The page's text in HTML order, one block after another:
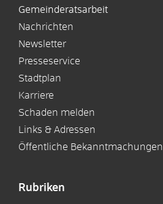
Gemeinderatsarbeit
Nachrichten
Newsletter
Presseservice
Stadtplan
Karriere
Schaden melden
Links & Adressen
Öffentliche Bekanntmachungen
Rubriken